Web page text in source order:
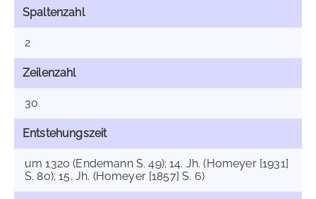
Spaltenzahl
2
Zeilenzahl
30
Entstehungszeit
um 1320 (Endemann S. 49); 14. Jh. (Homeyer [1931]
S. 80); 15. Jh. (Homeyer [1857] S. 6)